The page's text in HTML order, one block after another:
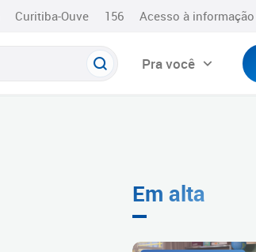
Curitiba-Ouve 156 Acesso à informação
Pra você
Em alta